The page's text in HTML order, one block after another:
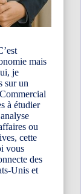
mais
je
sur un
à étudier
ou
cette
vous
des
Unis et